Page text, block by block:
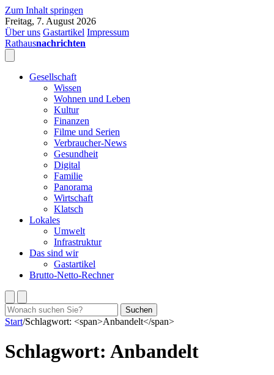
Zum Inhalt springen
Freitag, 7. August 2026
Über uns Gastartikel Impressum
Rathausnachrichten
Gesellschaft
Wissen
Wohnen und Leben
Kultur
Finanzen
Filme und Serien
Verbraucher-News
Gesundheit
Digital
Familie
Panorama
Wirtschaft
Klatsch
Lokales
Umwelt
Infrastruktur
Das sind wir
Gastartikel
Brutto-Netto-Rechner
Suchen
nach:
Suchen
Start/Schlagwort: <span>Anbandelt</span>
Schlagwort: Anbandelt